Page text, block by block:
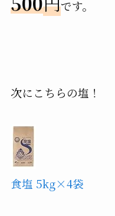
です。
次にこちらの塩！
食塩 5kg×4袋